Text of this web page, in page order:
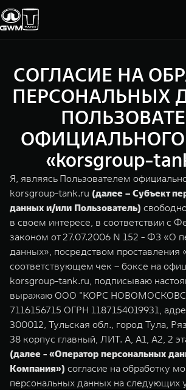
Модели
TANK 300
Следуй за открытиями
от 3 999 000 ₽
TANK
За
от 5
TANK 500
Веди за собой
от 6 499 000 ₽
TANK
Сила
от 10
Покупателям
ВЫБОР АВТОМОБИЛЯ
Спецпредложения
Тест-драйв
Зарядные станции
ПОКУПКА АВТОМОБИЛЯ
TANK Финансы
Корпоративным клиентам
TANK ФИНАНСЫ
TANK Кредит
TANK Лизинг
Владельцам
ГАРАНТИЯ И ПОДДЕРЖКА
Гарантия
Помощь на дороге
СЕРВИС
Калькулятор ТО
Нулевое ТО
Сервис
Специальные предложения
Моторные масла
ЦИФРОВЫЕ СЕРВИСЫ TANK
Цифровые сервисы TANK
О дилере
ИНФОРМАЦИЯ
О нас
GWM ТЕХ ДЕНЬ
Новости
СОГЛАСИЕ НА
ПЕРСОНАЛЬНЫХ
ОФИЦИАЛЬНОГО
«korsgroup-
Я, являясь Пользователем
korsgroup-tank.ru (далее – Субъект
данных и/или Пользователь)
в своем интересе, в соответствии с
законом от 27.07.2006 N 152 - ФЗ «О
данных», посредством проставления
соответствующем чек – боксе на
korsgroup-tank.ru, подписываю
выражаю ООО "КОРС
7116156715 ОГРН 1187154019931,
300012, Тульская обл., город Тула,
38 корпус главный, ЛИТ. А, А1, А2, 2
(далее - «Оператор персональных
Компания») согласие на обработку
персональных данных на следующих